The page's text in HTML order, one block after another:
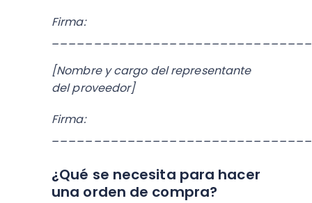
Firma:
[Nombre y cargo del representante
del proveedor]
Firma:
¿Qué se necesita para hacer
una orden de compra?